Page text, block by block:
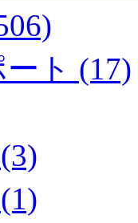
ト (17)